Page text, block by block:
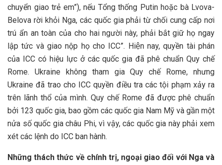
chuyển giao trẻ em”), nếu Tổng thống Putin hoặc bà Lvova-
Belova rời khỏi Nga, các quốc gia phải từ chối cung cấp nơi
trú ẩn an toàn của cho hai người này, phải bắt giữ họ ngay
lập tức và giao nộp họ cho ICC”. Hiện nay, quyền tài phán
của ICC có hiệu lực ở các quốc gia đã phê chuẩn Quy chế
Rome. Ukraine không tham gia Quy chế Rome, nhưng
Ukraine đã trao cho ICC quyền điều tra các tội phạm xảy ra
trên lãnh thổ của mình. Quy chế Rome đã được phê chuẩn
bởi 123 quốc gia, bao gồm các quốc gia Nam Mỹ và gần một
nửa số quốc gia châu Phi, vì vậy, các quốc gia này phải xem
xét các lệnh do ICC ban hành.
Những thách thức về chính trị, ngoại giao đối với Nga và